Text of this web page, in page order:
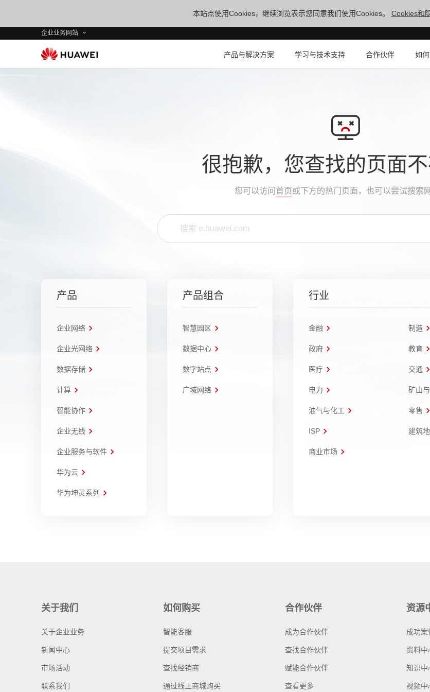
本站点使用Cookies，继续浏览表示您同意我们使用Cookies。 Cookies和
企业业务网站
产品与解决方案 学习与技术支持 合作伙伴 如
很抱歉，您查找的页面
您可以访问 首页或下方的热门页面，也可以尝试搜索
产品
企业网络
企业光网络
数据存储
计算
智能协作
企业无线
企业服务与软件
华为云
华为坤灵系列
产品组合
智慧园区
数据中心
数字站点
广域网络
行业
金融 制造
政府 教育
医疗 交通
电力 矿山
油气与化工 零售
ISP 建筑
商业市场
关于我们
关于企业业务
新闻中心
市场活动
联系我们
如何购买
智能客服
提交项目需求
查找经销商
通过线上商城购买
合作伙伴
成为合作伙伴
查找合作伙伴
赋能合作伙伴
查看更多
资源
成功案
资料中
知识中
视频中